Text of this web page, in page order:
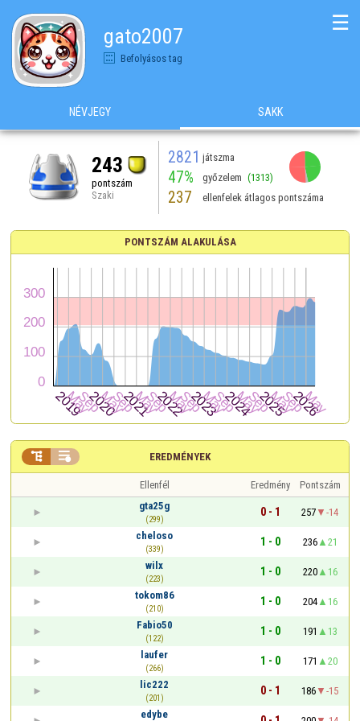
gato2007
Befolyásos tag
☰
NÉVJEGY SAKK
243
pontszám
Szaki
2821 játszma
47% győzelem (1313)
237 ellenfelek átlagos pontszáma
PONTSZÁM ALAKULÁSA
EREDMÉNYEK
 
Ellenfél Eredmény
Pontszám
gta25g
(299)
0 - 1 257
-14
cheloso
(339)
1 - 0 236
21
wilx
(223)
1 - 0 220
16
tokom86
(210)
1 - 0 204
16
Fabio50
(122)
1 - 0 191
13
laufer
(266)
1 - 0 171
20
lic222
(201)
0 - 1 186
-15
edybe